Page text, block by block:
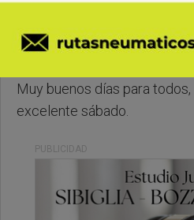
Sabado, 06 de Junio de 2026 .
Muy buenos días para
excelente sábado.
PUBLICIDAD